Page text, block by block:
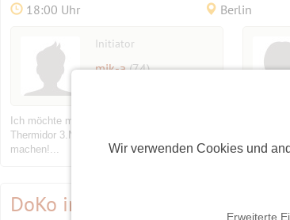
Wir verwenden Cookies und
Erweiterte
18:00 Uhr Berlin
Initiator
mik-a (74)
Ich möchte mal wieder Hummer mit euch genießen.
Thermidor 3.Nougat-Parfait Pro Person gibt es einen
machen!...
DoKo in der Straßenbahn